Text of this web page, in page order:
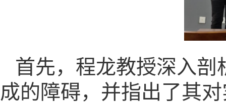
首先，程龙教授深入
成的障碍，并指出了其